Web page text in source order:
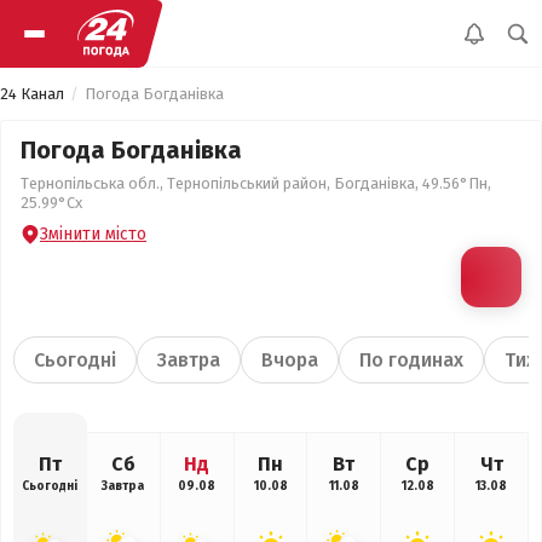
24 Канал Погода Богданівка
Погода Богданівка
Тернопільська обл., Тернопільський район, Богданівка, 49.56°Пн,
25.99°Сх
Змінити місто
Сьогодні Завтра Вчора По годинах
Пт
Сьогодні
Сб
Завтра
Нд
09.08
Пн
10.08
Вт
11.08
Ср
12.08
Чт
13.08